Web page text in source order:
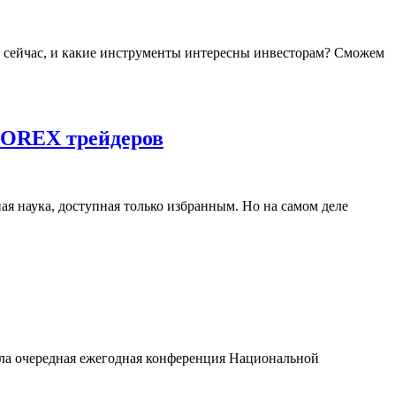
и какие инструменты интересны инвесторам? Сможем
трейдеров
доступная только избранным. Но на самом деле
ежегодная конференция Национальной